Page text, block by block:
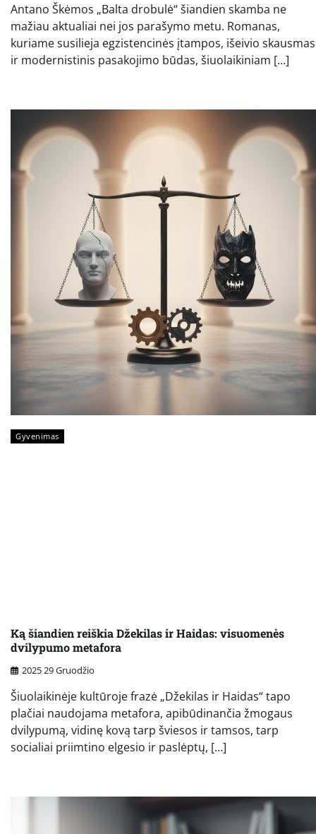
Antano Škėmos „Balta drobulė“ šiandien skamba ne
mažiau aktualiai nei jos parašymo metu. Romanas,
kuriame susilieja egzistencinės įtampos, išeivio skausmas
ir modernistinis pasakojimo būdas, šiuolaikiniam […]
Gyvenimas
Ką šiandien reiškia Džekilas ir Haidas: visuomenės
dvilypumo metafora
2025 29 Gruodžio
Šiuolaikinėje kultūroje frazė „Džekilas ir Haidas“ tapo
plačiai naudojama metafora, apibūdinančia žmogaus
dvilypumą, vidinę kovą tarp šviesos ir tamsos, tarp
socialiai priimtino elgesio ir paslėptų, […]